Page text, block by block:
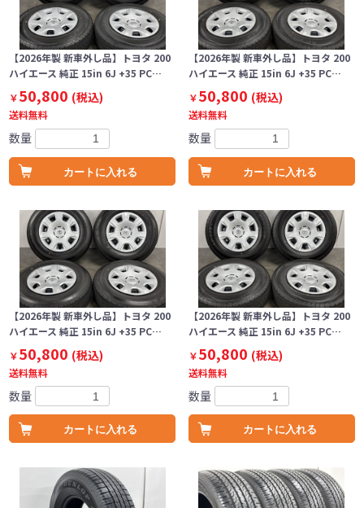
【2026年製 新車外し品】トヨタ 200
ハイエース 純正 15in 6J +35 PC…
￥50,800 (税込)
送料無料
数量
カートに入れる
【2026年製 新車外し品】トヨタ 200
ハイエース 純正 15in 6J +35 PC…
￥50,800 (税込)
送料無料
数量
カートに入れる
【2026年製 新車外し品】トヨタ 200
ハイエース 純正 15in 6J +35 PC…
￥50,800 (税込)
送料無料
数量
カートに入れる
【2026年製 新車外し品】トヨタ 200
ハイエース 純正 15in 6J +35 PC…
￥50,800 (税込)
送料無料
数量
カートに入れる